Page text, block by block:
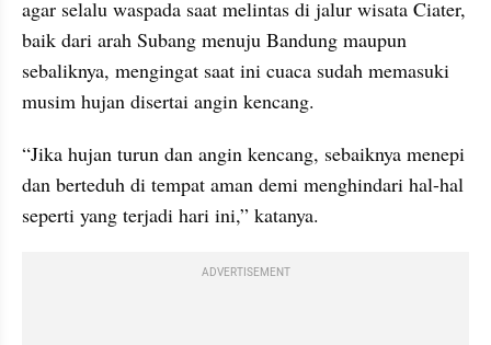
agar selalu waspada saat melintas di jalur wisata Ciater,
baik dari arah Subang menuju Bandung maupun
sebaliknya, mengingat saat ini cuaca sudah memasuki
musim hujan disertai angin kencang.
“Jika hujan turun dan angin kencang, sebaiknya menepi
dan berteduh di tempat aman demi menghindari hal-hal
seperti yang terjadi hari ini,” katanya.
ADVERTISEMENT